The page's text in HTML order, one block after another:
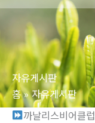
너
뛰
기 자유게시판
홈
자유게시판
까날리스비어클럽